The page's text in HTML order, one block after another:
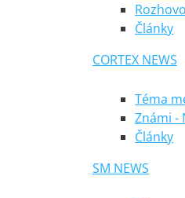
Články
CORTEX NEWS
Téma
Známi -
Články
SM NEWS